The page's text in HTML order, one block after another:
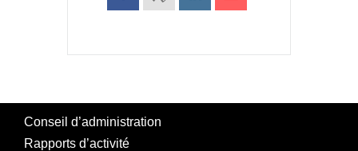
Conseil d’administration
Rapports d’activité